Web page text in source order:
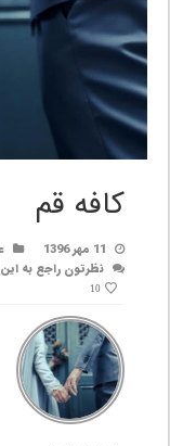
کافه قم
11 مهر 1396
نظرتون راجع به
10